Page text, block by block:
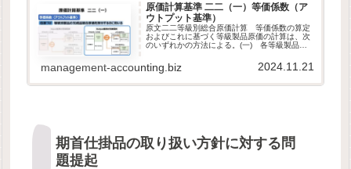
原価計算基準 二二（一）等価係数（ア
ウトプット基準）
原文二二等級別総合原価計算 等価係数の算定
およびこれに基づく等級製品原価の計算は、次
のいずれかの方法による。(一) 各等級製品の
の発生と関連ある製品の諸性質に基づいて等価
係数を算定し、これを各等級製...
management-accounting.biz 2024.11.21
期首仕掛品の取り扱い方針に対する問
題提起